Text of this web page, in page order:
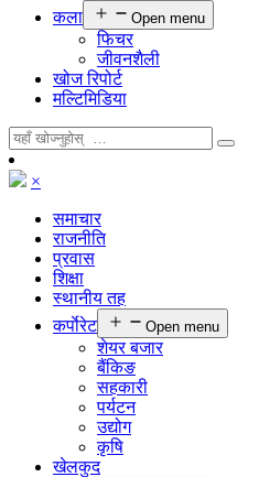
कला
Open menu
फिचर
जीवनशैली
खोज रिपोर्ट
मल्टिमिडिया
×
समाचार
राजनीति
प्रवास
शिक्षा
स्थानीय तह
कर्पाेरेट
Open menu
शेयर बजार
बैंकिङ
सहकारी
पर्यटन
उद्योग
कृषि
खेलकुद